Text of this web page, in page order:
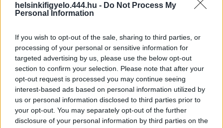
helsinkifigyelo.444.hu - Do Not Process My
Personal Information
If you wish to opt-out of the sale, sharing to third parties, or
processing of your personal or sensitive information for
targeted advertising by us, please use the below opt-out
section to confirm your selection. Please note that after your
opt-out request is processed you may continue seeing
interest-based ads based on personal information utilized by
us or personal information disclosed to third parties prior to
your opt-out. You may separately opt-out of the further
disclosure of your personal information by third parties on the